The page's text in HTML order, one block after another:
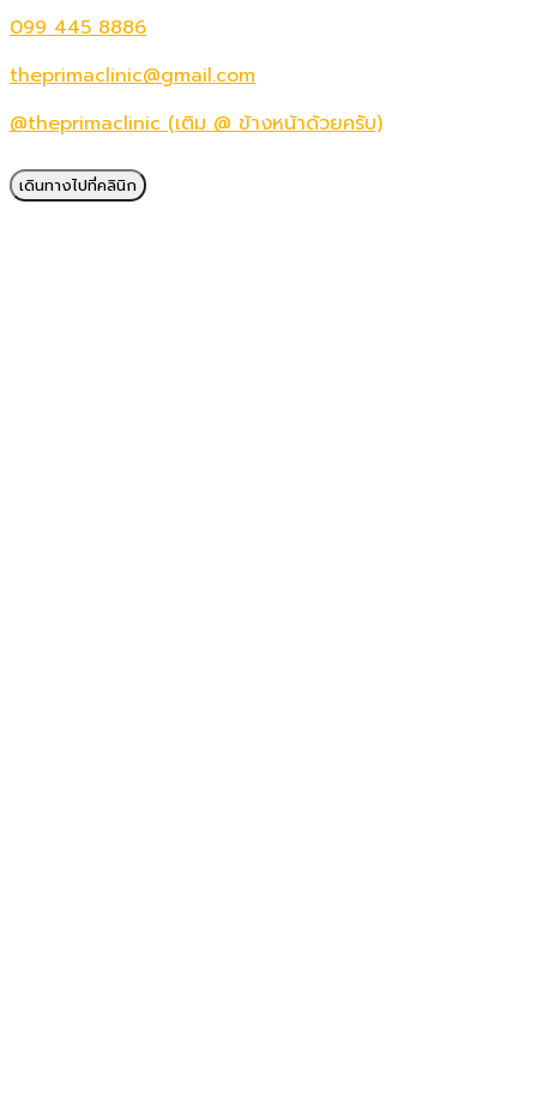
099 445 8886
theprimaclinic@gmail.com
@theprimaclinic (เติม @ ข้างหน้าด้วยครับ)
เดินทางไปที่คลินิก